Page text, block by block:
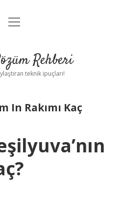
Anasayfa
Uyarı
menüyü
Rehberi
teknik ipuçları!
In Rakımı Kaç